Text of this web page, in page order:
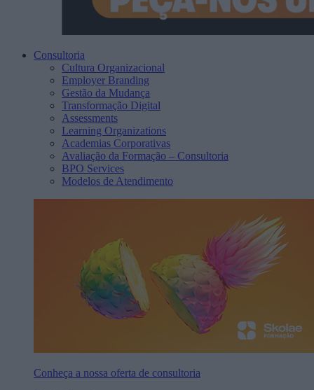
Consultoria
Cultura Organizacional
Employer Branding
Gestão da Mudança
Transformação Digital
Assessments
Learning Organizations
Academias Corporativas
Avaliação da Formação – Consultoria
BPO Services
Modelos de Atendimento
Conheça a nossa oferta de consultoria